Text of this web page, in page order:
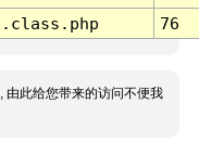
76
由此给您带来的访问不便我